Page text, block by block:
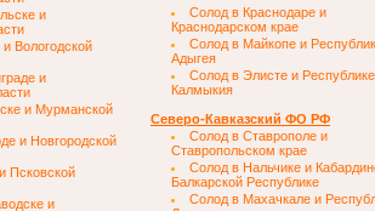
и
Вологодской
и
и Мурманской
и Новгородской
Псковской
и
Солод в Краснодаре и
Краснодарском крае
Солод в Майкопе и
Адыгея
Солод в Элисте и Республике
Калмыкия
Северо-Кавказский ФО РФ
Солод в Ставрополе и
Ставропольском крае
Солод в Нальчике и
Балкарской Республике
Солод в Махачкале и